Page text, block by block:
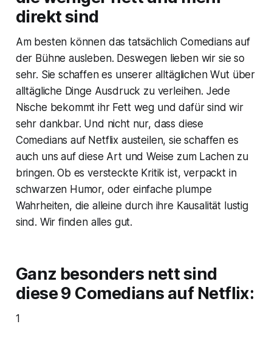
direkt sind
Am besten können das tatsächlich Comedians auf
der Bühne ausleben. Deswegen lieben wir sie so
sehr. Sie schaffen es unserer alltäglichen Wut über
alltägliche Dinge Ausdruck zu verleihen. Jede
Nische bekommt ihr Fett weg und dafür sind wir
sehr dankbar. Und nicht nur, dass diese
Comedians auf Netflix austeilen, sie schaffen es
auch uns auf diese Art und Weise zum Lachen zu
bringen. Ob es versteckte Kritik ist, verpackt in
schwarzen Humor, oder einfache plumpe
Wahrheiten, die alleine durch ihre Kausalität lustig
sind. Wir finden alles gut.
Ganz besonders nett sind
diese 9 Comedians auf Netflix:
1